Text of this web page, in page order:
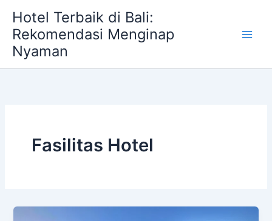
content
Hotel Terbaik di Bali:
Rekomendasi Menginap
Nyaman
Fasilitas Hotel